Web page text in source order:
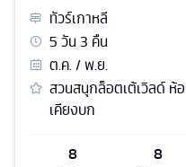
ทัวร์เกาหลี
5วัน3 คืน
ต.ค. / พ.ย.
สวนสนุกล็อตเต้เวิลด์ ห้
เคียงบก
8
8